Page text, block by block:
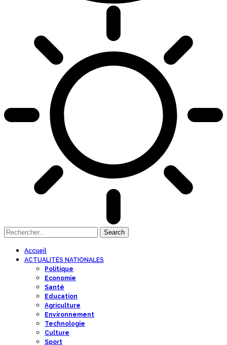
Accueil
ACTUALITÉS NATIONALES
Politique
Economie
Santé
Education
Agriculture
Environnement
Technologie
Culture
Sport